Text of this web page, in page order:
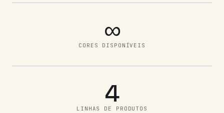
∞
CORES DISPONÍVEIS
4
LINHAS DE PRODUTOS